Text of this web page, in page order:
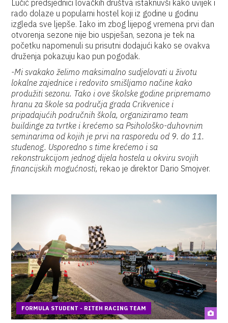
Lučić predsjednici lovačkih društva istaknuvši kako uvijek i
rado dolaze u popularni hostel koji iz godine u godinu
izgleda sve ljepše. Iako im zbog lijepog vremena prvi dan
otvorenja sezone nije bio uspješan, sezona je tek na
početku napomenuli su prisutni dodajući kako se ovakva
druženja pokazuju kao pun pogodak.
-Mi svakako želimo maksimalno sudjelovati u životu
lokalne zajednice i redovito smišljamo načine kako
produžiti sezonu. Tako i ove školske godine pripremamo
hranu za škole sa područja grada Crikvenice i
pripadajućih područnih škola, organiziramo team
buildinge za tvrtke i krećemo sa Psihološko-duhovnim
seminarima od kojih je prvi na rasporedu od 9. do 11.
studenog. Usporedno s time krećemo i sa
rekonstrukcijom jednog dijela hostela u okviru svojih
financijskih mogućnosti, rekao je direktor Dario Smojver.
FORMULA STUDENT - RITEH RACING TEAM